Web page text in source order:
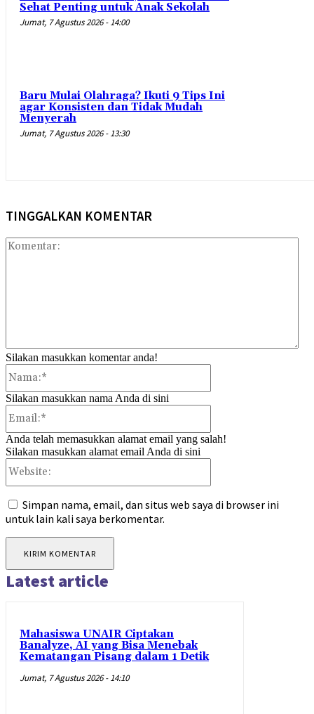
Sehat Penting untuk Anak Sekolah
Jumat, 7 Agustus 2026 - 14:00
Baru Mulai Olahraga? Ikuti 9 Tips Ini
agar Konsisten dan Tidak Mudah
Menyerah
Jumat, 7 Agustus 2026 - 13:30
TINGGALKAN KOMENTAR
Silakan masukkan komentar anda!
Silakan masukkan nama Anda di sini
Anda telah memasukkan alamat email yang salah!
Silakan masukkan alamat email Anda di sini
Simpan nama, email, dan situs web saya di browser ini
untuk lain kali saya berkomentar.
Latest article
Mahasiswa UNAIR Ciptakan
Banalyze, AI yang Bisa Menebak
Kematangan Pisang dalam 1 Detik
Jumat, 7 Agustus 2026 - 14:10